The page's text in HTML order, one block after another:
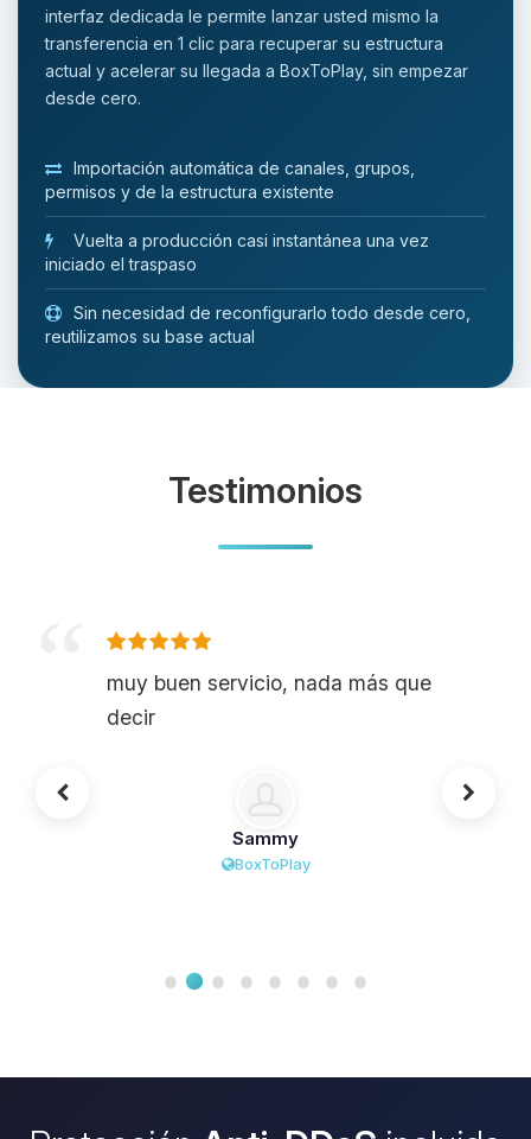
interfaz dedicada le permite lanzar usted mismo la
transferencia en 1 clic para recuperar su estructura
actual y acelerar su llegada a BoxToPlay, sin empezar
desde cero.
Importación automática de canales, grupos,
permisos y de la estructura existente
Vuelta a producción casi instantánea una vez
iniciado el traspaso
Sin necesidad de reconfigurarlo todo desde cero,
reutilizamos su base actual
Testimonios
muy buen servicio, nada más que
decir
Sammy
BoxToPlay